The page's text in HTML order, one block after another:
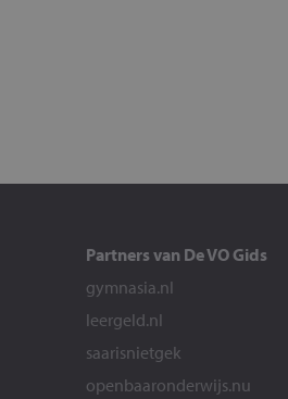
Partners van De VO Gids
gymnasia.nl
leergeld.nl
saarisnietgek
openbaaronderwijs.nu